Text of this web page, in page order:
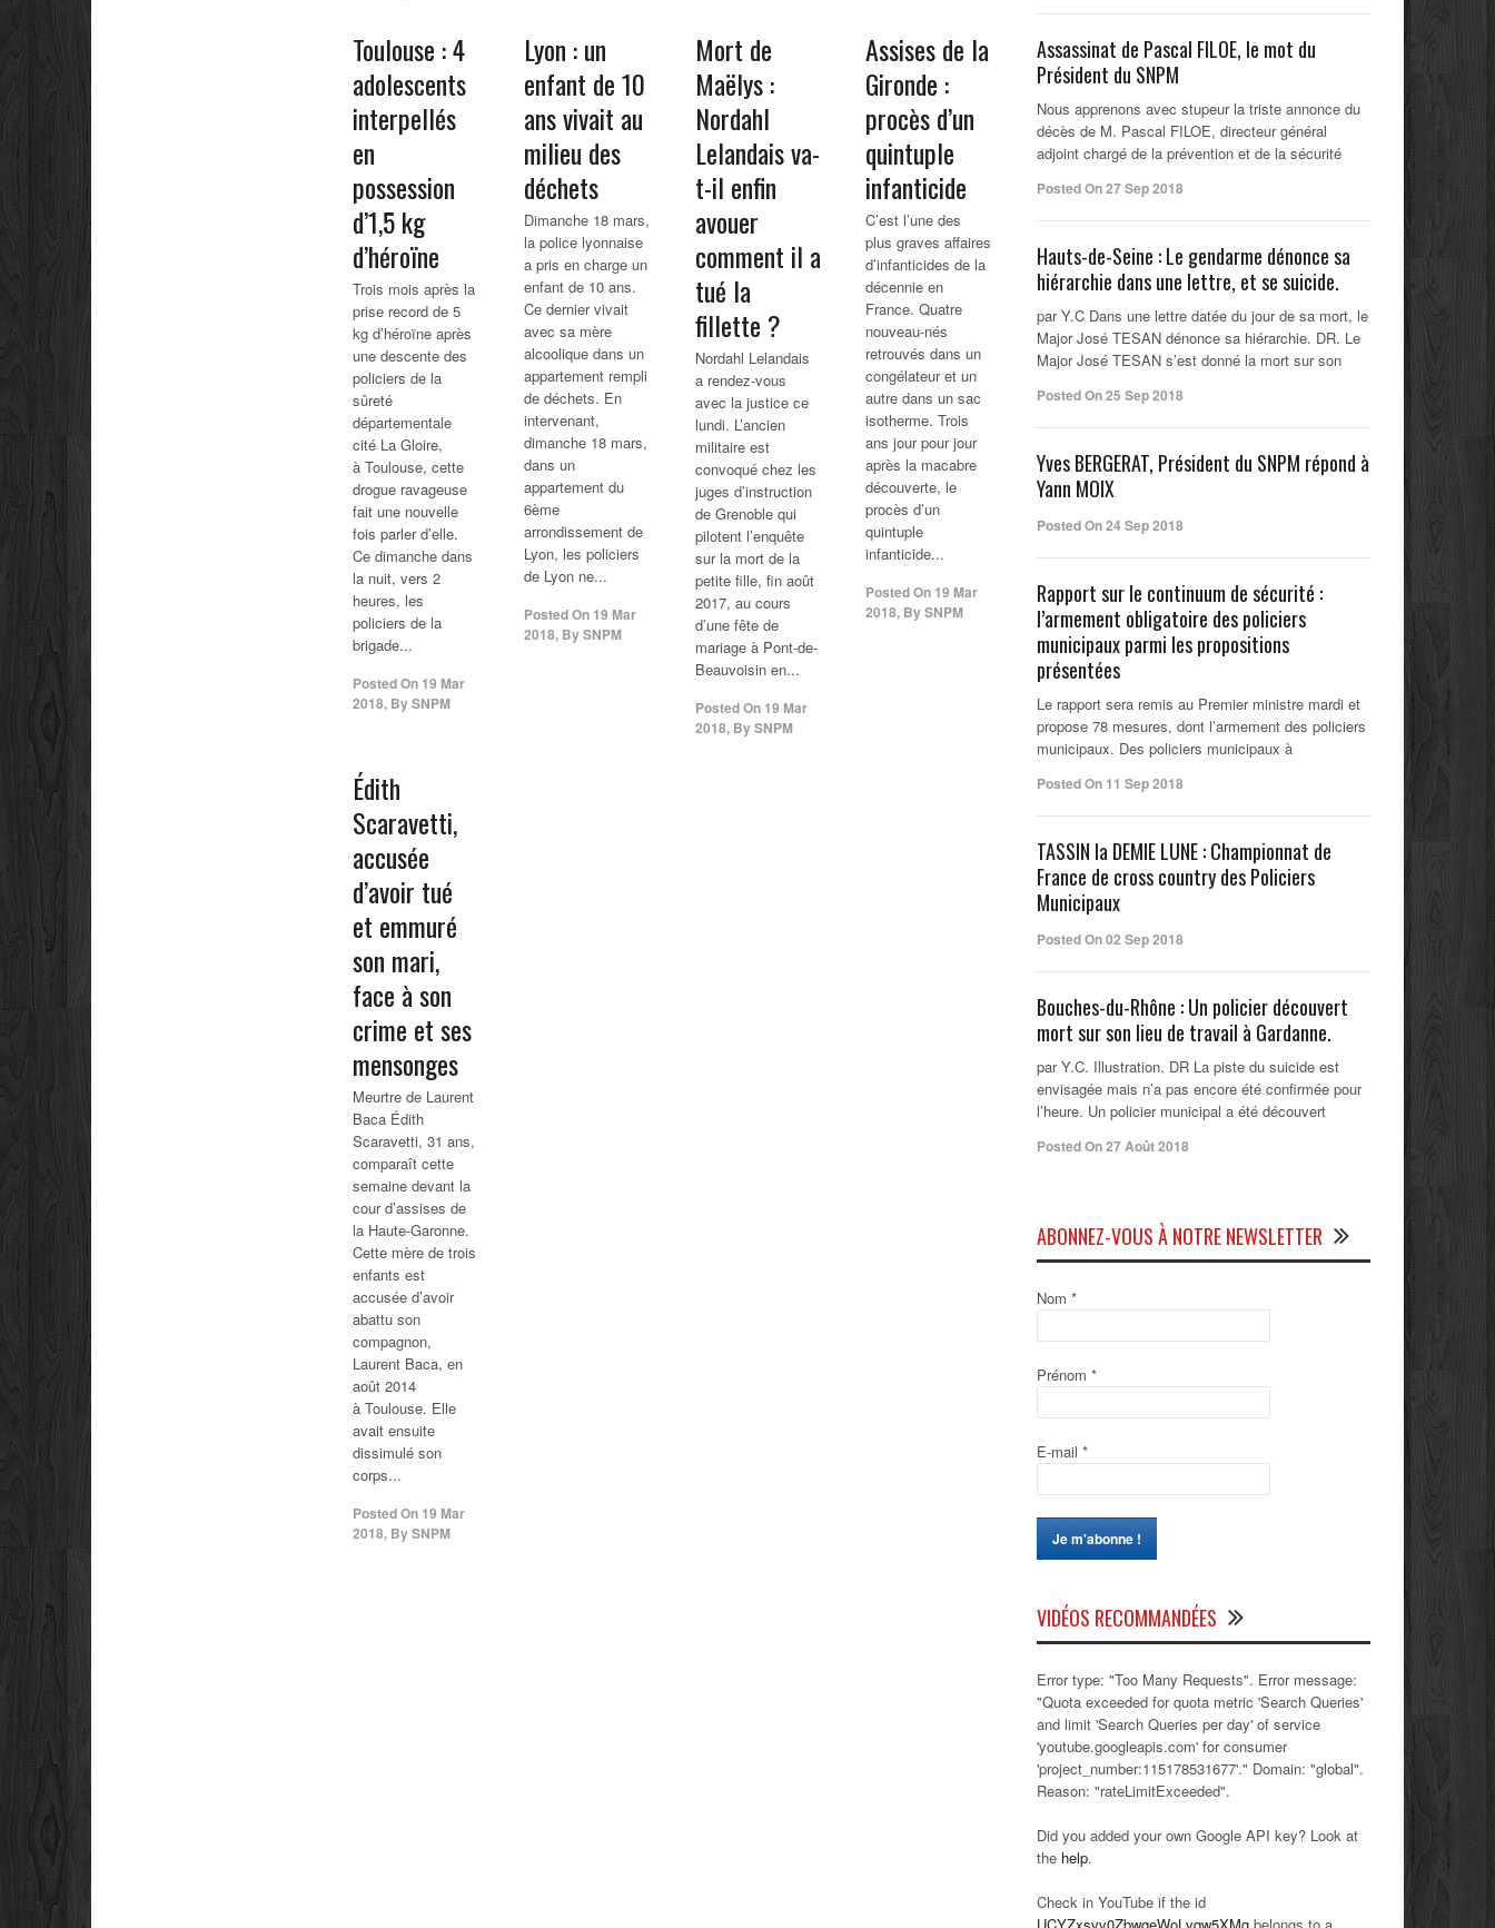
Toulouse : 4
adolescents
interpellés
en
possession
d’1,5 kg
d’héroïne
Trois mois après la
prise record de 5
kg d’héroïne après
une descente des
policiers de la
sûreté
départementale
cité La Gloire,
à Toulouse, cette
drogue ravageuse
fait une nouvelle
fois parler d’elle.
Ce dimanche dans
la nuit, vers 2
heures, les
policiers de la
brigade...
Posted On 19 Mar
2018, BySNPM
Lyon : un
enfant de 10
ans vivait au
milieu des
déchets
Dimanche 18 mars,
la police lyonnaise
a pris en charge un
enfant de 10 ans.
Ce dernier vivait
avec sa mère
alcoolique dans un
appartement rempli
de déchets. En
intervenant,
dimanche 18 mars,
dans un
appartement du
6ème
arrondissement de
Lyon, les policiers
de Lyon ne...
Posted On 19 Mar
2018, BySNPM
Mort de
Maëlys :
Nordahl
Lelandais va-
t-il enfin
avouer
comment il a
tué la
fillette ?
Nordahl Lelandais
a rendez-vous
avec la justice ce
lundi. L’ancien
militaire est
convoqué chez les
juges d’instruction
de Grenoble qui
pilotent l’enquête
sur la mort de la
petite fille, fin août
2017, au cours
d’une fête de
mariage à Pont-de-
Beauvoisin en...
Posted On 19 Mar
2018, BySNPM
Assises de la
Gironde :
procès d’un
quintuple
infanticide
C’est l’une des
plus graves affaires
d’infanticides de la
décennie en
France. Quatre
nouveau-nés
retrouvés dans un
congélateur et un
autre dans un sac
isotherme. Trois
ans jour pour jour
après la macabre
découverte, le
procès d’un
quintuple
infanticide...
Posted On 19 Mar
2018, BySNPM
Édith
Scaravetti,
accusée
d’avoir tué
et emmuré
son mari,
face à son
crime et ses
mensonges
Meurtre de Laurent
Baca Édith
Scaravetti, 31 ans,
comparaît cette
semaine devant la
cour d’assises de
la Haute-Garonne.
Cette mère de trois
enfants est
accusée d’avoir
abattu son
compagnon,
Laurent Baca, en
août 2014
à Toulouse. Elle
avait ensuite
dissimulé son
corps...
Posted On 19 Mar
2018, BySNPM
Assassinat de Pascal FILOE, le mot du
Président du SNPM
Nous apprenons avec stupeur la triste annonce du
décès de M. Pascal FILOE, directeur général
adjoint chargé de la prévention et de la sécurité
Posted On 27 Sep 2018
Hauts-de-Seine : Le gendarme dénonce sa
hiérarchie dans une lettre, et se suicide.
par Y.C Dans une lettre datée du jour de sa mort, le
Major José TESAN dénonce sa hiérarchie. DR. Le
Major José TESAN s’est donné la mort sur son
Posted On 25 Sep 2018
Yves BERGERAT, Président du SNPM répond à
Yann MOIX
Posted On 24 Sep 2018
Rapport sur le continuum de sécurité :
l’armement obligatoire des policiers
municipaux parmi les propositions
présentées
Le rapport sera remis au Premier ministre mardi et
propose 78 mesures, dont l’armement des policiers
municipaux. Des policiers municipaux à
Posted On 11 Sep 2018
TASSIN la DEMIE LUNE : Championnat de
France de cross country des Policiers
Municipaux
Posted On 02 Sep 2018
Bouches-du-Rhône : Un policier découvert
mort sur son lieu de travail à Gardanne.
par Y.C. Illustration. DR La piste du suicide est
envisagée mais n’a pas encore été confirmée pour
l’heure. Un policier municipal a été découvert
Posted On 27 Août 2018
ABONNEZ-VOUS À NOTRE NEWSLETTER
Nom *
Prénom *
E-mail *
VIDÉOS RECOMMANDÉES
Error type: "Too Many Requests". Error message:
"Quota exceeded for quota metric 'Search Queries'
and limit 'Search Queries per day' of service
'youtube.googleapis.com' for consumer
'project_number:115178531677'." Domain: "global".
Reason: "rateLimitExceeded".
Did you added your own Google API key? Look at
the help.
Check in YouTube if the id
UCYZxsvv0ZbwqeWoLvqw5XMg belongs to a